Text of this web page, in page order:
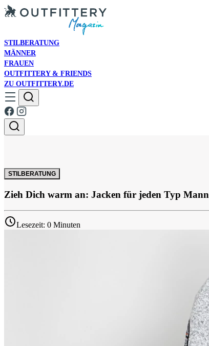
STILBERATUNG
MÄNNER
FRAUEN
OUTFITTERY & FRIENDS
ZU OUTFITTERY.DE
STILBERATUNG
Zieh Dich warm an: Jacken für jeden Typ Mann
Lesezeit: 0 Minuten